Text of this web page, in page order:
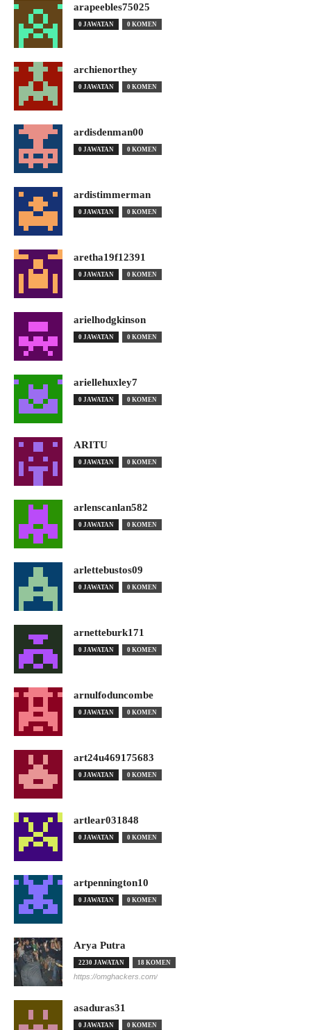
arapeebles75025
0 JAWATAN 0 KOMEN
archienorthey
0 JAWATAN 0 KOMEN
ardisdenman00
0 JAWATAN 0 KOMEN
ardistimmerman
0 JAWATAN 0 KOMEN
aretha19f12391
0 JAWATAN 0 KOMEN
arielhodgkinson
0 JAWATAN 0 KOMEN
ariellehuxley7
0 JAWATAN 0 KOMEN
ARITU
0 JAWATAN 0 KOMEN
arlenscanlan582
0 JAWATAN 0 KOMEN
arlettebustos09
0 JAWATAN 0 KOMEN
arnetteburk171
0 JAWATAN 0 KOMEN
arnulfoduncombe
0 JAWATAN 0 KOMEN
art24u469175683
0 JAWATAN 0 KOMEN
artlear031848
0 JAWATAN 0 KOMEN
artpennington10
0 JAWATAN 0 KOMEN
Arya Putra
2230 JAWATAN 18 KOMEN
https://omghackers.com/
asaduras31
0 JAWATAN 0 KOMEN